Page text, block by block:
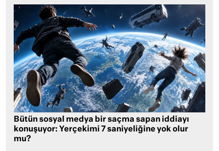
Bütün sosyal medya bir saçma sapan iddiayı
konuşuyor: Yerçekimi 7 saniyeliğine yok olur
mu?